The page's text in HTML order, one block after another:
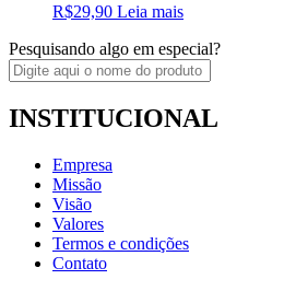
R$29,90 Leia mais
Pesquisando algo em especial?
INSTITUCIONAL
Empresa
Missão
Visão
Valores
Termos e condições
Contato